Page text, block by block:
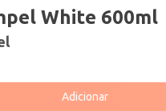
White 600ml
Adicionar